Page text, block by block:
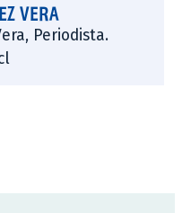
VERA
Periodista.